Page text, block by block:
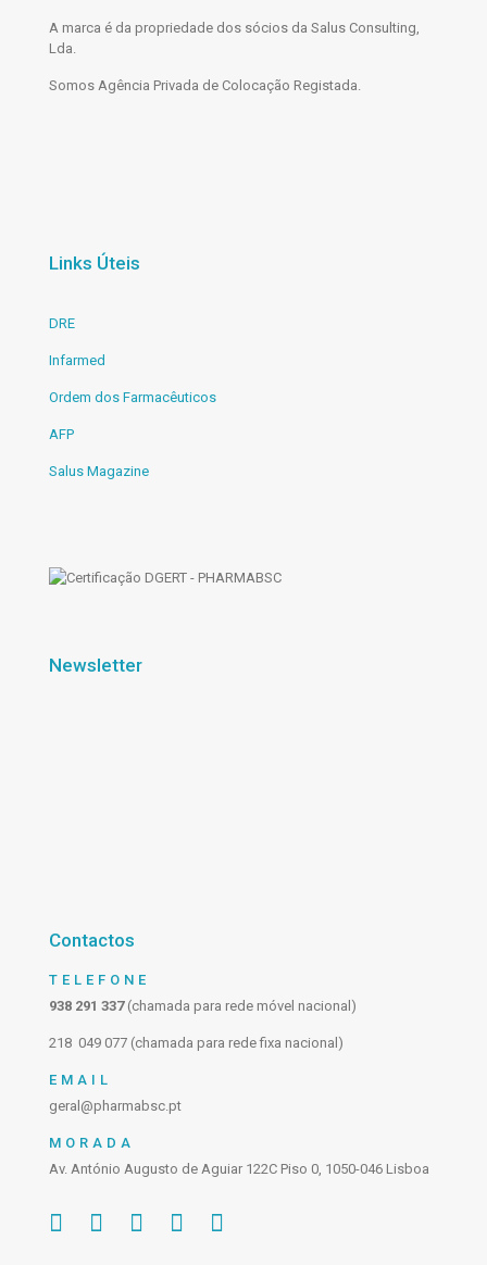
A marca é da propriedade dos sócios da Salus Consulting,
Lda.
Somos Agência Privada de Colocação Registada.
Links Úteis
DRE
Infarmed
Ordem dos Farmacêuticos
AFP
Salus Magazine
Newsletter
Contactos
TELEFONE
938 291 337(chamada para rede móvel nacional)
218 049 077 (chamada para rede fixa nacional)
EMAIL
geral@pharmabsc.pt
MORADA
Av. António Augusto de Aguiar 122C Piso 0, 1050-046 Lisboa